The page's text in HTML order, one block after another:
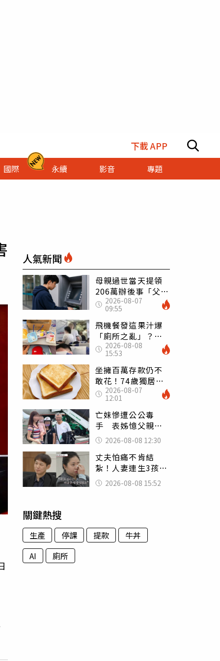
下載 APP
國際 永續 影音 專題
人氣新聞
母親過世當天提領
206萬辦後事「父子
遭判刑」 律師：
搶錢先下手是罪
2026-08-07
09:55
飛機餐發這果汁爆
「廁所之亂」？乘
客崩潰：差點丟大
臉 醫揭3類人別亂
喝
2026-08-08
15:53
坐擁百萬存款仍不
敢花！74歲獨居翁
「1餐只吃1片吐
司」 半年後暴瘦
嚇壞女兒
2026-08-07
12:01
亡妹慘遭公公毒
手 表姊憶父親節
前夕：小舅舅仍到
殯儀館陪她說話
2026-08-08 12:30
丈夫怕痛不肯結
紮！人妻連生3孩
控遭家暴淚喊：真
的好累
2026-08-08 15:52
關鍵熱搜
生產 停課 提款
牛丼
AI
廁所